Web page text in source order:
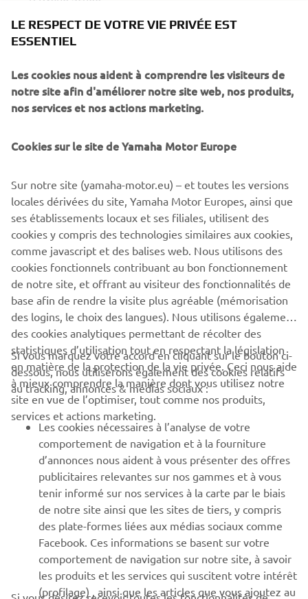
Viggo Mégard
VOIR LE STAND
circuit Jules Tacheny, à Mettet, en Belgique.
VOIR LE CALENDRIER
PLUS D'ACTUALITÉS
CORPORATE
BUSINESS
PLUS YAMAHA
SUPPORT
NEWSLETTER
Découvrez en exclusivité les dernières offres, les événements
LE RESPECT DE VOTRE VIE PRIVÉE EST
ESSENTIEL
Les cookies nous aident à comprendre les visiteurs de
notre site afin d'améliorer notre site web, nos produits,
nos services et nos actions marketing.
Cookies sur le site de Yamaha Motor Europe
Sur notre site (yamaha-motor.eu) – et toutes les versions
locales dérivées du site, Yamaha Motor Europes, ainsi que
ses établissements locaux et ses filiales, utilisent des
cookies y compris des technologies similaires aux cookies,
comme javascript et des balises web. Nous utilisons des
cookies fonctionnels contribuant au bon fonctionnement
de notre site, et offrant au visiteur des fonctionnalités de
base afin de rendre la visite plus agréable (mémorisation
des logins, le choix des langues). Nous utilisons également
des cookies analytiques permettant de récolter des
statistiques d’utilisation tout en respectant la législation
en matière de la protection de la vie privée. Ceci nous aide
à mieux comprendre la manière dont vous utilisez notre
site en vue de l’optimiser, tout comme nos produits,
services et actions marketing.
Si vous marquez votre accord en cliquant sur le bouton ci-
dessous, nous utiliserons également des cookies relatifs
au tracking, annonces & médias sociaux :
Les cookies nécessaires à l’analyse de votre
comportement de navigation et à la fourniture
d’annonces nous aident à vous présenter des offres
publicitaires relevantes sur nos gammes et à vous
tenir informé sur nos services à la carte par le biais
de notre site ainsi que les sites de tiers, y compris
des plate-formes liées aux médias sociaux comme
Facebook. Ces informations se basent sur votre
comportement de navigation sur notre site, à savoir
les produits et les services qui suscitent votre intérêt
(profilage) , ainsi que les articles que vous ajoutez au